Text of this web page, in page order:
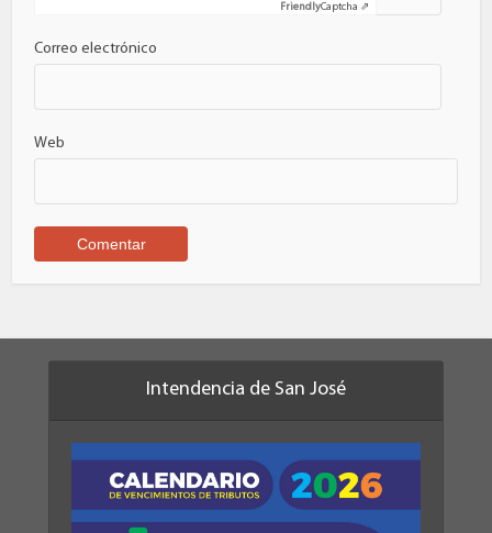
Correo electrónico
Web
FriendlyCaptcha ⇗
Intendencia de San José